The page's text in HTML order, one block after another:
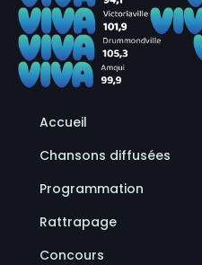
Accueil
Chansons diffusées
Programmation
Rattrapage
Concours